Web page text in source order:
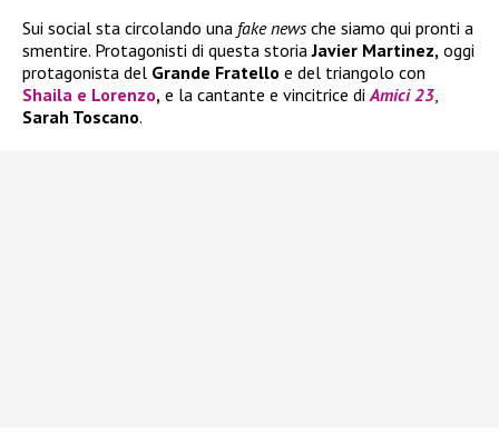
Sui social sta circolando una fake newsche siamo qui pronti a
smentire. Protagonisti di questa storiaJavier Martinez, oggi
protagonista del Grande Fratello e del triangolo con
Shaila e Lorenzo, e la cantante e vincitrice di Amici 23
Sarah Toscano.